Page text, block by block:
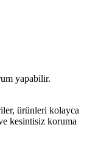
yapabilir.
ürünleri kolayca
kesintisiz koruma